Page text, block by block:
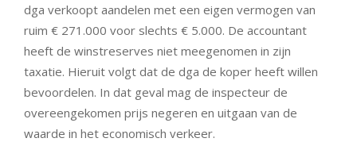
dga verkoopt aandelen met een eigen vermogen van
ruim € 271.000 voor slechts € 5.000. De accountant
heeft de winstreserves niet meegenomen in zijn
taxatie. Hieruit volgt dat de dga de koper heeft willen
bevoordelen. In dat geval mag de inspecteur de
overeengekomen prijs negeren en uitgaan van de
waarde in het economisch verkeer.